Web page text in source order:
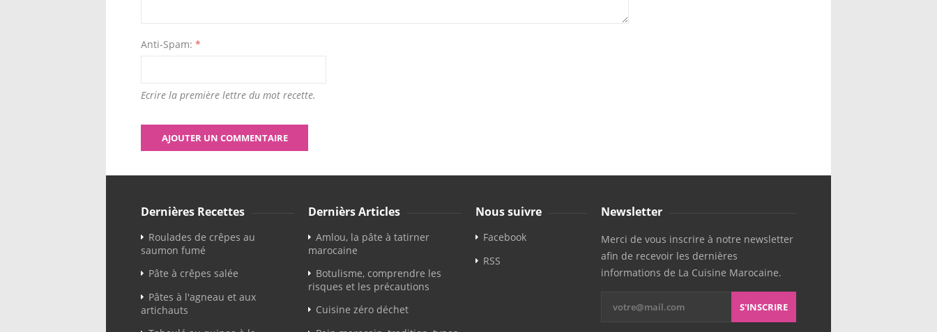
Anti-Spam: *
Ecrire la première lettre du mot recette.
Dernières Recettes
Roulades de crêpes au
saumon fumé
Pâte à crêpes salée
Pâtes à l'agneau et aux
artichauts
Dernièrs Articles
Amlou, la pâte à tatirner
marocaine
Botulisme, comprendre les
risques et les précautions
Cuisine zéro déchet
Nous suivre
Facebook
RSS
Newsletter
Merci de vous inscrire à notre newsletter
afin de recevoir les dernières
informations de La Cuisine Marocaine.
S'INSCRIRE